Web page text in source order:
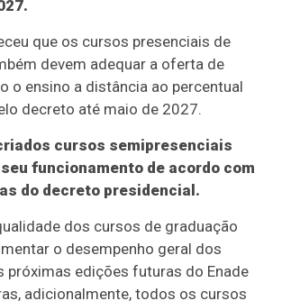
que os cursos presenciais de
devem adequar a oferta de
o ensino a distância ao percentual
decreto até maio de 2027.
cursos semipresenciais
funcionamento de acordo com
do decreto presidencial.
dos cursos de graduação
o desempenho geral dos
próximas edições futuras do Enade
adicionalmente, todos os cursos